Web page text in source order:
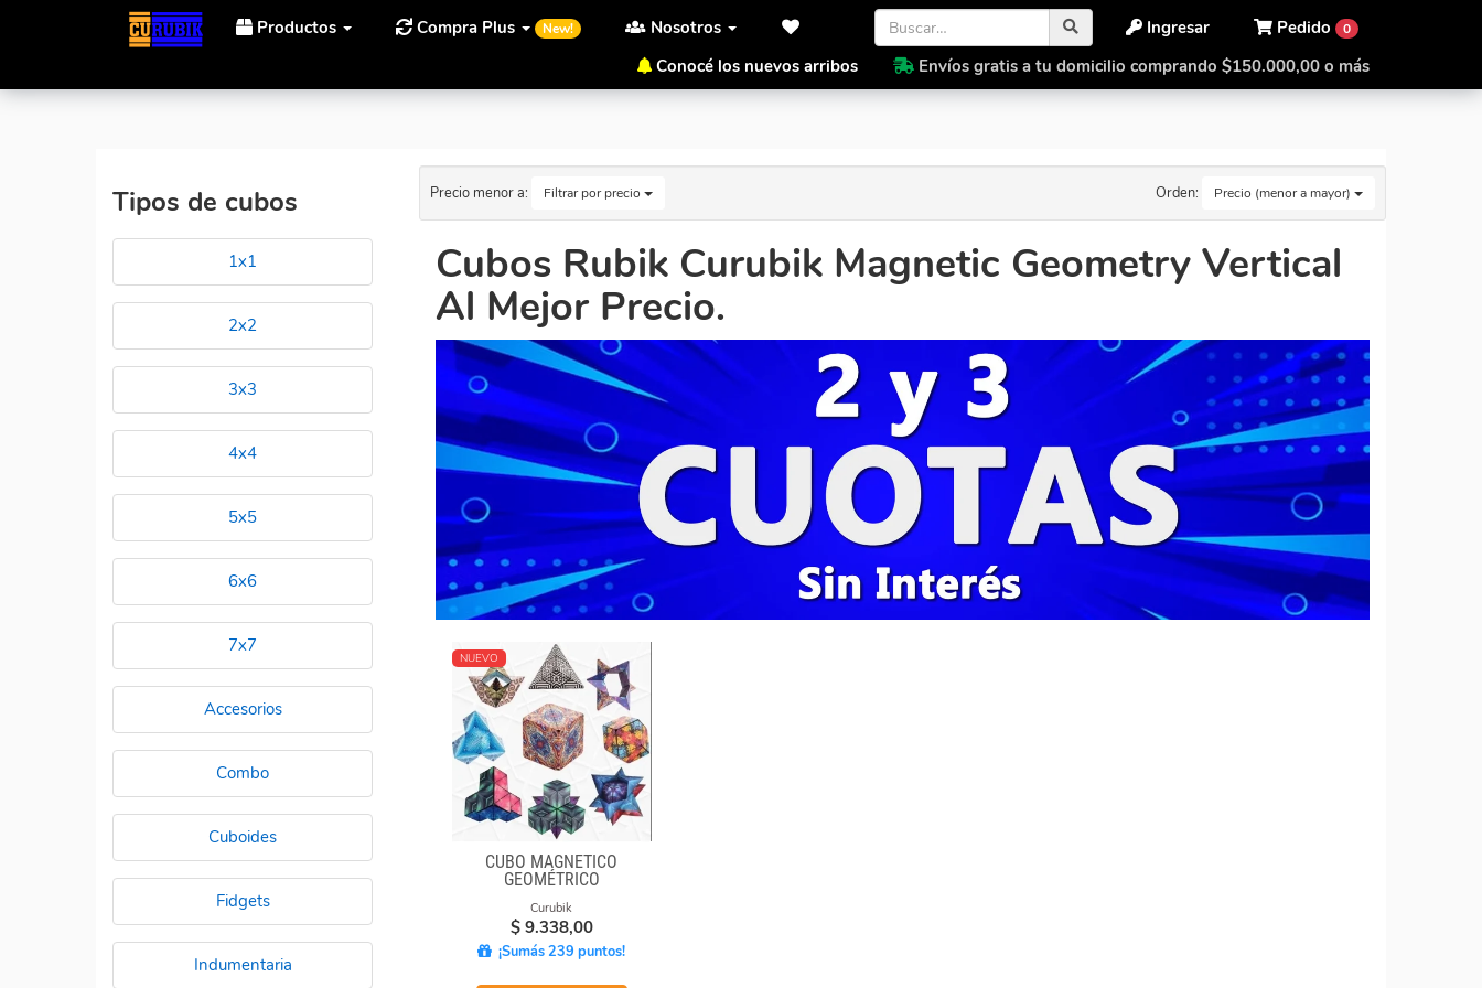
Productos Compra Plus New! Nosotros Pedido 0
Ingresar
Conocé los nuevos arribos
Envíos gratis a tu domicilio comprando $150.000,00 o más
Tipos de cubos
1x1
2x2
3x3
4x4
5x5
6x6
7x7
Accesorios
Combo
Cuboides
Fidgets
Indumentaria
Precio menor a: Filtrar por precio Orden: Precio (menor a mayor)
Cubos Rubik Curubik Magnetic Geometry Vertical
Al Mejor Precio.
NUEVO
CUBO MAGNÉTICO
GEOMÉTRICO
Curubik
$ 9.338,00
¡Sumás 239 puntos!